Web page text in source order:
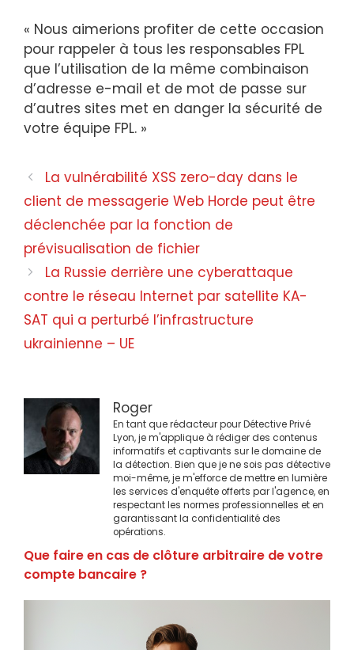
« Nous aimerions profiter de cette occasion
pour rappeler à tous les responsables FPL
que l’utilisation de la même combinaison
d’adresse e-mail et de mot de passe sur
d’autres sites met en danger la sécurité de
votre équipe FPL. »
Navigation
des
articles
La vulnérabilité XSS zero-day dans le
client de messagerie Web Horde peut être
déclenchée par la fonction de
prévisualisation de fichier
La Russie derrière une cyberattaque
contre le réseau Internet par satellite KA-
SAT qui a perturbé l’infrastructure
ukrainienne – UE
Roger
En tant que rédacteur pour Détective Privé
Lyon, je m'applique à rédiger des contenus
informatifs et captivants sur le domaine de
la détection. Bien que je ne sois pas détective
moi-même, je m'efforce de mettre en lumière
les services d'enquête offerts par l'agence, en
respectant les normes professionnelles et en
garantissant la confidentialité des
opérations.
Que faire en cas de clôture arbitraire de votre
compte bancaire ?